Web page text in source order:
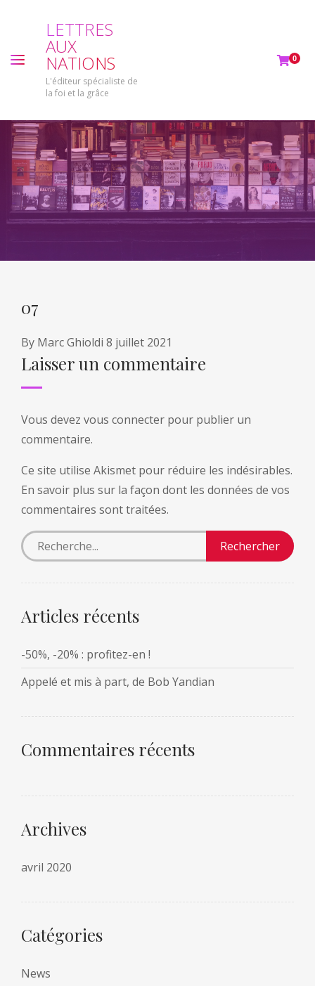
LETTRES
AUX
NATIONS
L'éditeur spécialiste de
la foi et la grâce
0
07
By Marc Ghioldi 8 juillet 2021
Laisser un commentaire
Vous devez vous connecter pour publier un
commentaire.
Ce site utilise Akismet pour réduire les indésirables.
En savoir plus sur la façon dont les données de vos
commentaires sont traitées.
Articles récents
-50%, -20% : profitez-en !
Appelé et mis à part, de Bob Yandian
Commentaires récents
Archives
avril 2020
Catégories
News